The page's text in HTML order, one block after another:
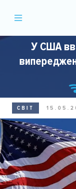
У США
СВІТ